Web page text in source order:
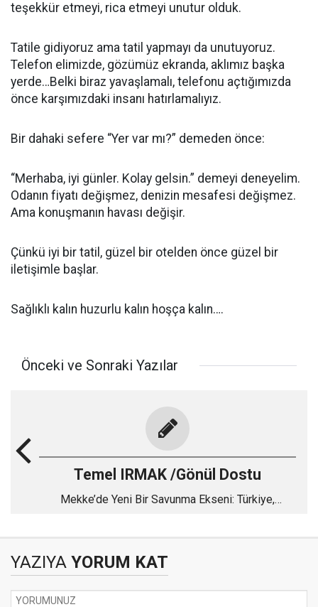
teşekkür etmeyi, rica etmeyi unutur olduk.
Tatile gidiyoruz ama tatil yapmayı da unutuyoruz.
Telefon elimizde, gözümüz ekranda, aklımız başka
yerde…Belki biraz yavaşlamalı, telefonu açtığımızda
önce karşımızdaki insanı hatırlamalıyız.
Bir dahaki sefere “Yer var mı?” demeden önce:
“Merhaba, iyi günler. Kolay gelsin.” demeyi deneyelim.
Odanın fiyatı değişmez, denizin mesafesi değişmez.
Ama konuşmanın havası değişir.
Çünkü iyi bir tatil, güzel bir otelden önce güzel bir
iletişimle başlar.
Sağlıklı kalın huzurlu kalın hoşça kalın….
Önceki ve Sonraki Yazılar
Temel IRMAK /Gönül Dostu
Mekke’de Yeni Bir Savunma Ekseni: Türkiye,
YAZIYA YORUM KAT